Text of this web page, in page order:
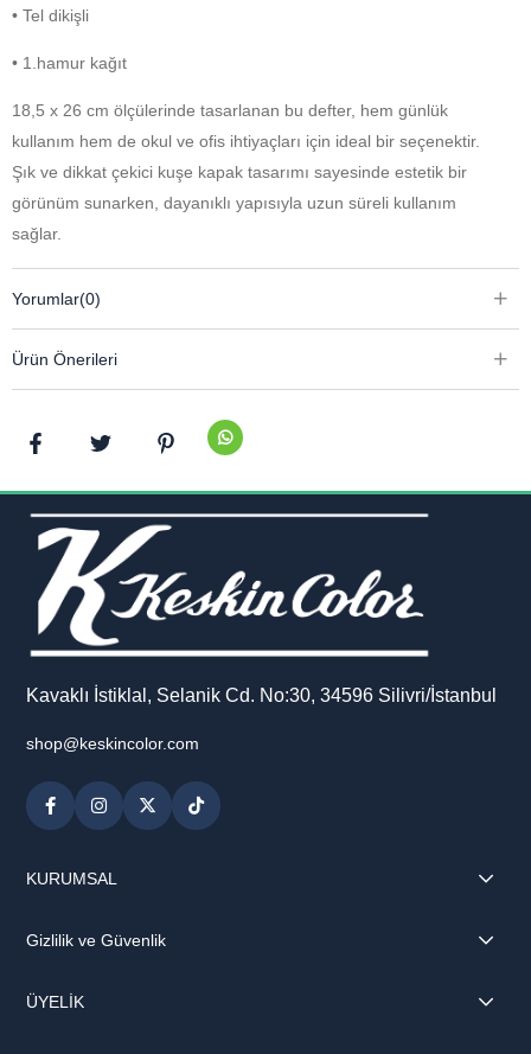
• Tel dikişli
• 1.hamur kağıt
18,5 x 26 cm ölçülerinde tasarlanan bu defter, hem günlük
kullanım hem de okul ve ofis ihtiyaçları için ideal bir seçenektir.
Şık ve dikkat çekici kuşe kapak tasarımı sayesinde estetik bir
görünüm sunarken, dayanıklı yapısıyla uzun süreli kullanım
sağlar.
ve düzenli hale getirir. 1. hamur kağıt kullanımı, kalemin sayfa
Tel dikişli ciltleme sistemi sayesinde sayfalar sağlam bir şekilde bir
arada tutulur ve defter kolayca açılıp kapanabilir. Hafif ve
Hem işlevselliği hem de modern tasarımı bir arada sunan bu
defter, günlük notlarınızdan ders çalışmalarınıza kadar her alanda
size eşlik eder.
Yorumlar(0)
Ürün Önerileri
Kavaklı İstiklal, Selanik Cd. No:30, 34596 Silivri/İstanbul
shop@keskincolor.com
KURUMSAL
Gizlilik ve Güvenlik
ÜYELİK